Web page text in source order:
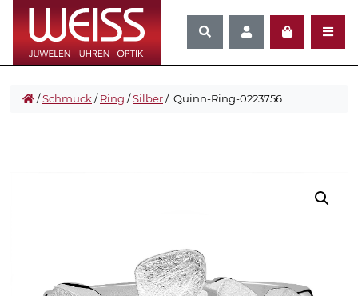
/Schmuck/Ring /Silber/ Quinn-Ring-0223756